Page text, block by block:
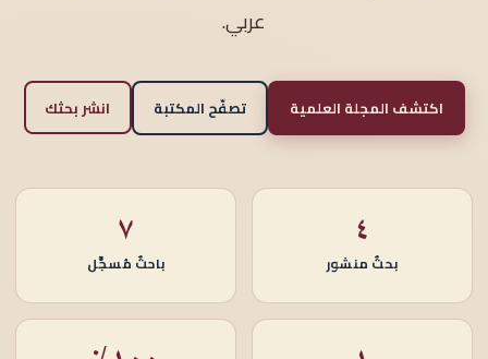
عربي.
اكتشف المجلة العلمية تصفّح المكتبة انشر بحثك
٤
بحثٌ منشور
٧
باحثٌ مُسجَّل